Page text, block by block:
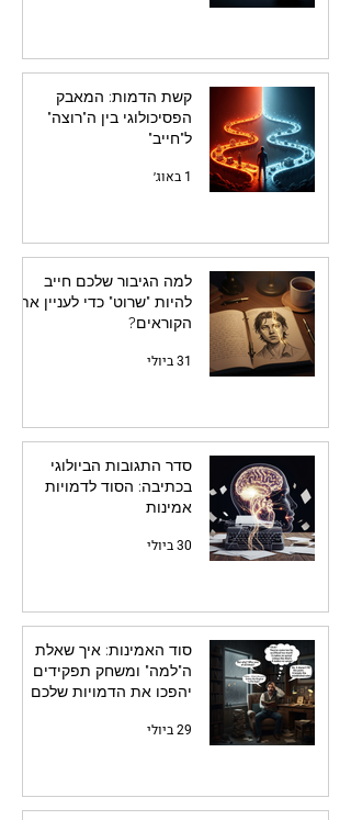
קשת הדמות: המאבק
הפסיכולוגי בין ה"רוצה"
ל"חייב"
1 באוג׳
למה הגיבור שלכם חייב
להיות "שרוט" כדי לעניין את
הקוראים?
31 ביולי
סדר התגובות הביולוגי
בכתיבה: הסוד לדמויות
אמינות
30 ביולי
סוד האמינות: איך שאלת
ה"למה" ומשחק תפקידים
יהפכו את הדמויות שלכם
29 ביולי